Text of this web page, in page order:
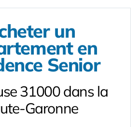
un
en
Senior
31000 dans la
Garonne